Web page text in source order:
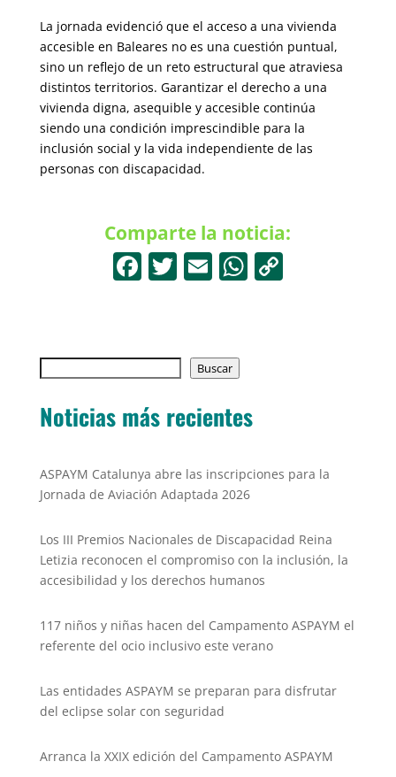
La jornada evidenció que el acceso a una vivienda
accesible en Baleares no es una cuestión puntual,
sino un reflejo de un reto estructural que atraviesa
distintos territorios. Garantizar el derecho a una
vivienda digna, asequible y accesible continúa
siendo una condición imprescindible para la
inclusión social y la vida independiente de las
personas con discapacidad.
Comparte la noticia:
F
e
b
o
o
k
T
er
E
l
W
p
p
Buscar
Noticias más recientes
ASPAYM Catalunya abre las inscripciones para la
Jornada de Aviación Adaptada 2026
Los III Premios Nacionales de Discapacidad Reina
Letizia reconocen el compromiso con la inclusión, la
accesibilidad y los derechos humanos
117 niños y niñas hacen del Campamento ASPAYM el
referente del ocio inclusivo este verano
Las entidades ASPAYM se preparan para disfrutar
del eclipse solar con seguridad
Arranca la XXIX edición del Campamento ASPAYM